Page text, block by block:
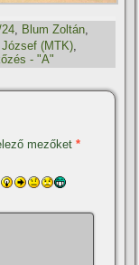
, Blum Zoltán,
József (MTK)
- "A"
mezőket*